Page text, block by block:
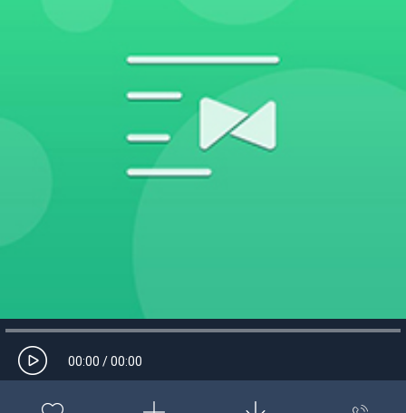
00:00 /00:00